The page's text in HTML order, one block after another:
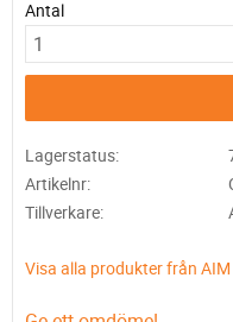
Antal
Lagerstatus
Artikelnr
Tillverkare
Visa alla produkter från AIM